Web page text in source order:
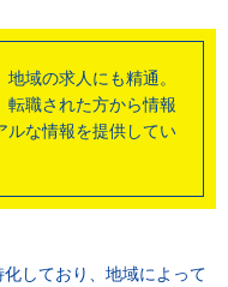
域の求人にも精通。
転職された方から情報
ルな情報を提供してい
しており、地域によって